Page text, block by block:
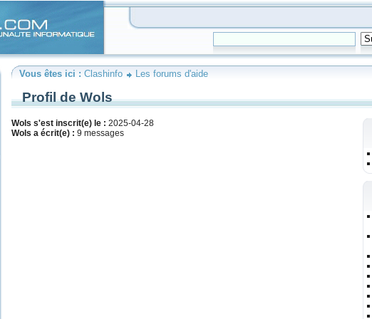
Vous êtes ici : Clashinfo Les forums d'aide
Profil de Wols
Wols s'est inscrit(e) le : 2025-04-28
Wols a écrit(e) : 9 messages